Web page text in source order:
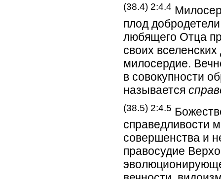
(38.4) 2:4.4
плод
любящего Отца
своих
милосердие.
в совокупности
называется
(38.5) 2:4.5
справедливости
совершенства и
правосудие